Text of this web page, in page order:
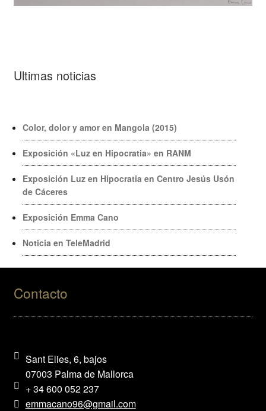
Ultimas noticias
Color, dolor y amor en Mangola (2015)
Exposición «Luz en Hipocratia» en RANM
Exposición Luz en Hipocratia en Centro Jesús Usón
de Cáceres
Exposición Emma Cano
Noticia en TeleMadrid
Contacto
Sant Elies, 6, bajos
07003 Palma de Mallorca
+ 34 600 052 237
emmacano96@gmail.com